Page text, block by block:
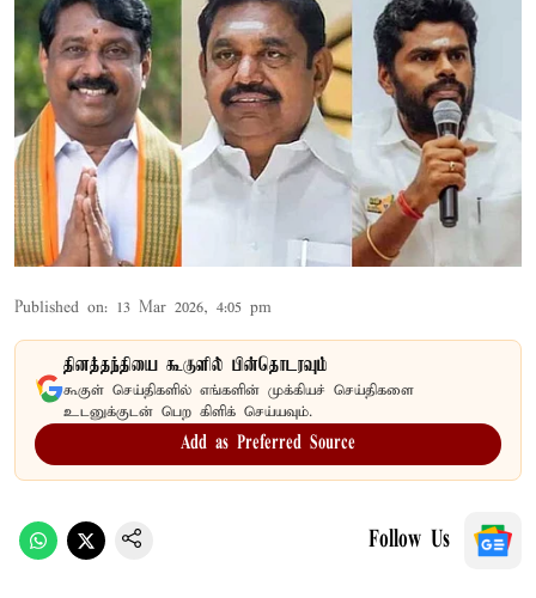
Published on: 13 Mar 2026, 4:05 pm
தினத்தந்தியை கூகுளில் பின்தொடரவும்
கூகுள் செய்திகளில் எங்களின் முக்கியச் செய்திகளை
உடனுக்குடன் பெற கிளிக் செய்யவும்.
Add as Preferred Source
Follow Us